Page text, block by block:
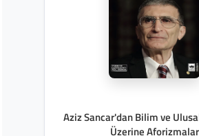
Aziz Sancar'dan Bilim ve
Üzerine Aforizmalar